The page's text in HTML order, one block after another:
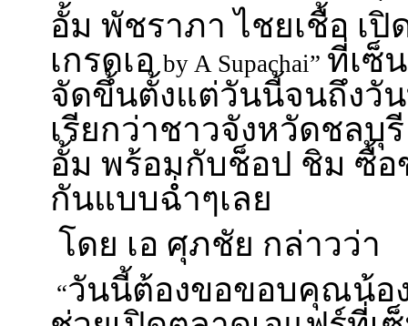
อั้ม พัชราภา ไชยเชื้อ เ
เกรดเอ by A Supachai” ที่เซ็
จัดขึ้นตั้งแต่วันนี้จนถึงวั
เรียกว่าชาวจังหวัดชลบุ
อั้ม พร้อมกับช็อป ชิม ซื้
กันแบบฉ่ำๆเลย
โดย เอ ศุภชัย กล่าวว่า
“วันนี้ต้องขอขอบคุณน้อ